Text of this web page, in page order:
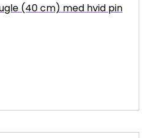
(40 cm) med hvid pin